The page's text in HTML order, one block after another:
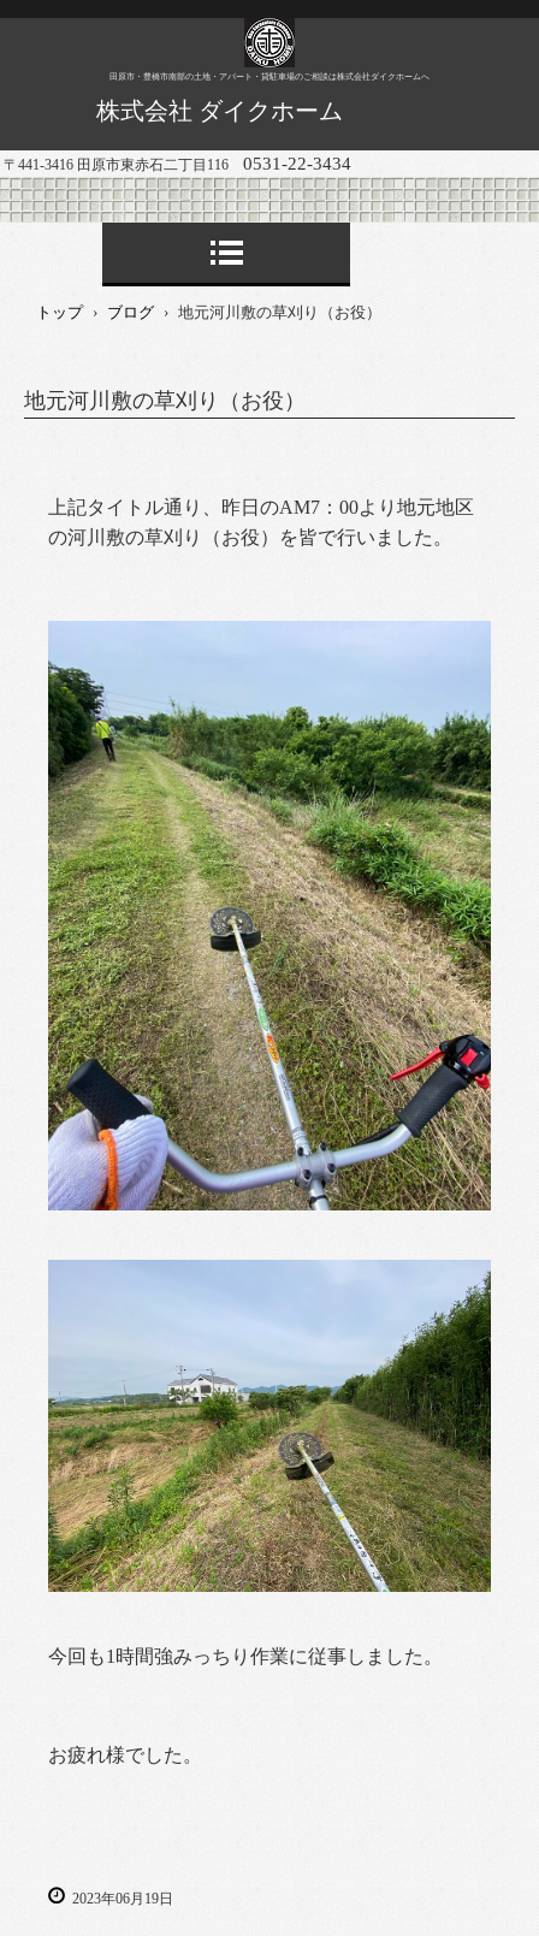
田原市・豊橋市南部の土地・アパート・貸駐車場のご相談は株式会社ダイクホームへ
株式会社 ダイクホーム
〒441-3416 田原市東赤石二丁目116 0531-22-3434
トップ › ブログ › 地元河川敷の草刈り（お役）
地元河川敷の草刈り（お役）
上記タイトル通り、昨日のAM7：00より地元地区
の河川敷の草刈り（お役）を皆で行いました。
今回も1時間強みっちり作業に従事しました。
お疲れ様でした。
2023年06月19日